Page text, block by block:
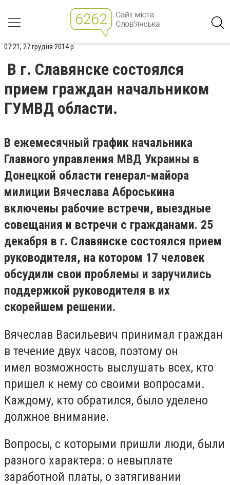
07:21, 27 грудня 2014 р.
В г. Славянске состоялся
прием граждан начальником
ГУМВД области.
В ежемесячный график начальника
Главного управления МВД Украины в
Донецкой области генерал-майора
милиции Вячеслава Аброськина
включены рабочие встречи, выездные
совещания и встречи с гражданами. 25
декабря в г. Славянске состоялся прием
руководителя, на котором 17 человек
обсудили свои проблемы и заручились
поддержкой руководителя в их
скорейшем решении.
Вячеслав Васильевич принимал граждан
в течение двух часов, поэтому он
имел возможность выслушать всех, кто
пришел к нему со своими вопросами.
Каждому, кто обратился, было уделено
должное внимание.
Вопросы, с которыми пришли люди, были
разного характера: о невыплате
заработной платы, о затягивании